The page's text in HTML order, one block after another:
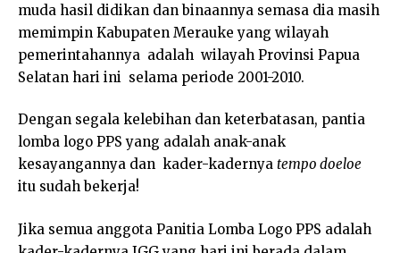
muda hasil didikan dan binaannya semasa dia masih
memimpin Kabupaten Merauke yang wilayah
pemerintahannya adalah wilayah Provinsi Papua
Selatan hari ini selama periode 2001-2010.
Dengan segala kelebihan dan keterbatasan, pantia
lomba logo PPS yang adalah anak-anak
kesayangannya dan kader-kadernya tempo doeloe
itu sudah bekerja!
Jika semua anggota Panitia Lomba Logo PPS adalah